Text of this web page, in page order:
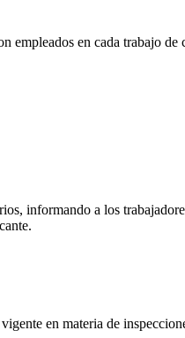
empleados en cada trabajo
informando a los
en materia de